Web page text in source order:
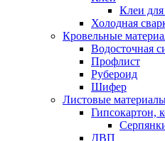
Клеи
Холодная
Кровельные
Водосточная
Профлист
Рубероид
Шифер
Листовые
Гипсокартон,
ДВП